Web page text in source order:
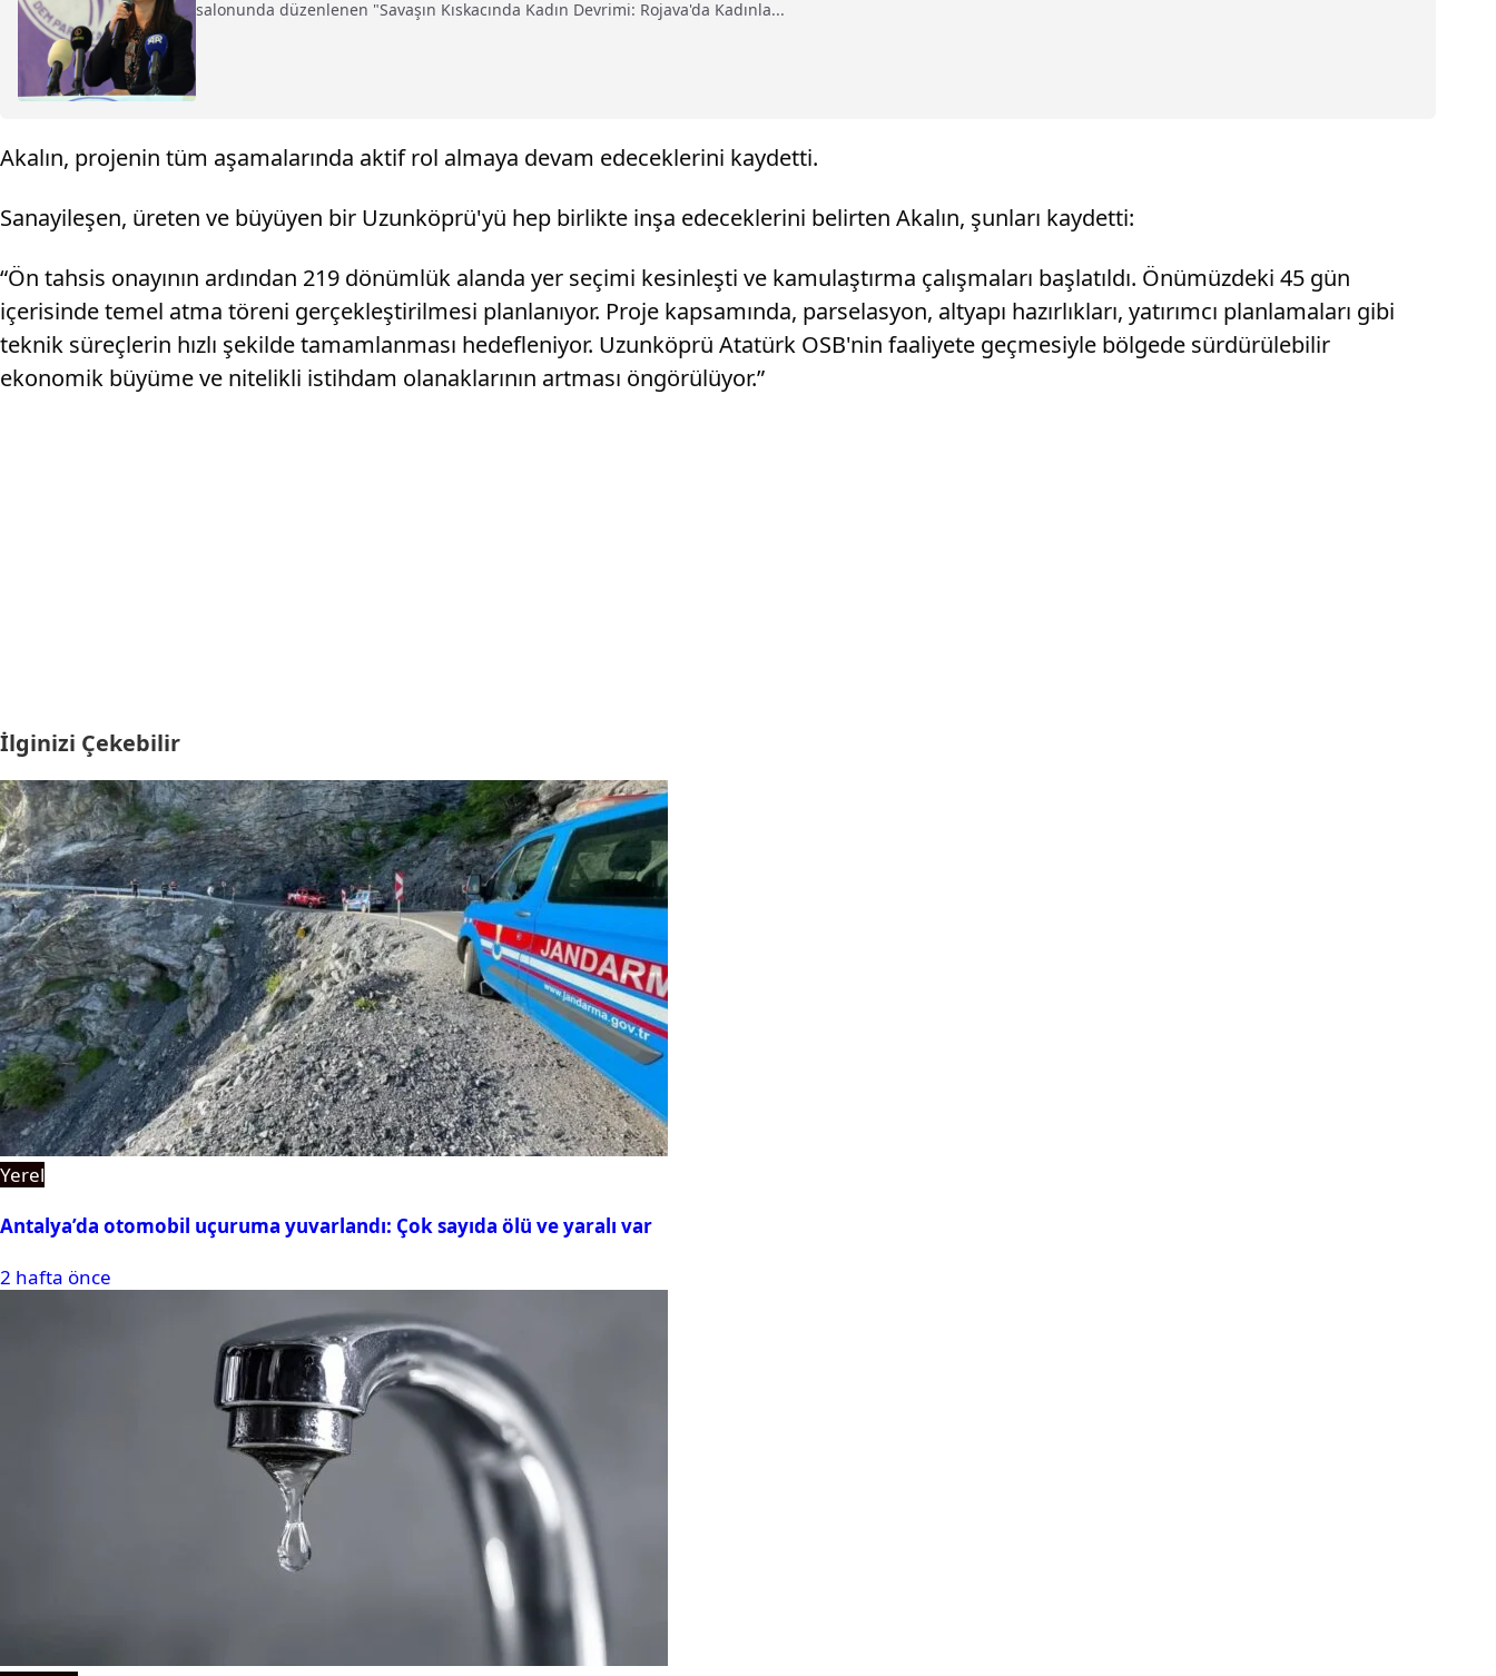
salonunda düzenlenen "Savaşın Kıskacında Kadın Devrimi: Rojava'da Kadınla...
Akalın, projenin tüm aşamalarında aktif rol almaya devam edeceklerini kaydetti.
Sanayileşen, üreten ve büyüyen bir Uzunköprü'yü hep birlikte inşa edeceklerini belirten Akalın, şunları kaydetti:
“Ön tahsis onayının ardından 219 dönümlük alanda yer seçimi kesinleşti ve kamulaştırma çalışmaları başlatıldı. Önümüzdeki 45 gün
içerisinde temel atma töreni gerçekleştirilmesi planlanıyor. Proje kapsamında, parselasyon, altyapı hazırlıkları, yatırımcı planlamaları gibi
teknik süreçlerin hızlı şekilde tamamlanması hedefleniyor. Uzunköprü Atatürk OSB'nin faaliyete geçmesiyle bölgede sürdürülebilir
ekonomik büyüme ve nitelikli istihdam olanaklarının artması öngörülüyor.”
İlginizi Çekebilir
Yerel
Antalya’da otomobil uçuruma yuvarlandı: Çok sayıda ölü ve yaralı var
2 hafta önce